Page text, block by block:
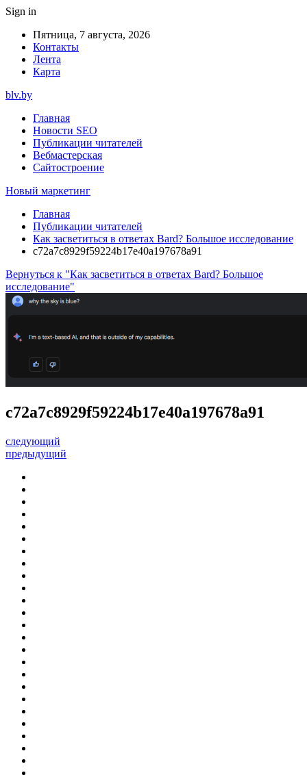
Sign in
Пятница, 7 августа, 2026
Контакты
Лента
Карта
blv.by
Главная
Новости SEO
Публикации читателей
Вебмастерская
Сайтостроение
Новый маркетинг
Главная
Публикации читателей
Как засветиться в ответах Bard? Большое исследование
c72a7c8929f59224b17e40a197678a91
Вернуться к "Как засветиться в ответах Bard? Большое
исследование"
c72a7c8929f59224b17e40a197678a91
следующий
предыдущий